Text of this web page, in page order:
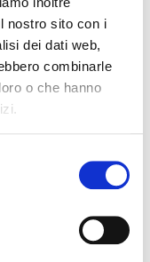
nostro sito con i
dei dati web,
combinarle
o che hanno
Go Wine a
un percorso dal
privilegiando i
raccontano
– per chi lo